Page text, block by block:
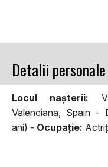
Detalii personale
Locul naşterii:
Valenciana, Spain -
ani) - Ocupaţie: